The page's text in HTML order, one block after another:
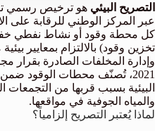
التصريح البيئي هو ترخيص رسمي
كل محطة وقود أو نشاط نفطي
تخزين وقود) بالالتزام بمعايير
2021، تُصنّف محطات الوقود
البيئية بسبب قربها من التجمعات
والمياه الجوفية في مواقعها.
لماذا يُعتبر التصريح إلزامياً؟